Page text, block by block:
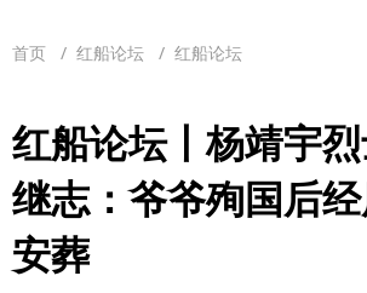
首页 / 红船论坛 / 红船论坛
红船论坛丨杨靖宇
继志：爷爷殉国后
安葬